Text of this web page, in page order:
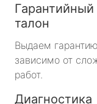
Гарантийный
талон
Выдаем
зависимо от
работ.
Диагностика